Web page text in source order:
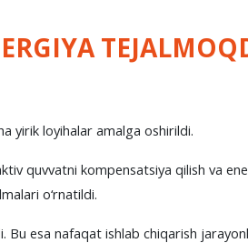
yirik loyihalar amalga oshirildi.
quvvatni kompensatsiya qilish va
o‘rnatildi.
Bu esa nafaqat ishlab chiqarish